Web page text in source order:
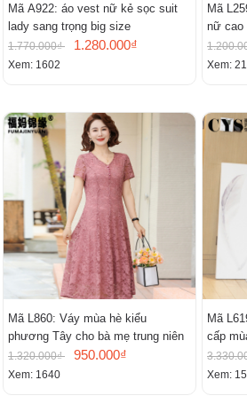
Mã A922: áo vest nữ kẻ sọc suit
lady sang trọng big size
1.770.000₫ 1.280.000₫
Xem: 1602
Mã
nữ cao
cao
Xem:
Mã L860: Váy mùa hè kiểu
phương Tây cho bà mẹ trung niên
1.320.000₫ 950.000₫
Xem: 1640
Mã
cấp
cấp
Xem: